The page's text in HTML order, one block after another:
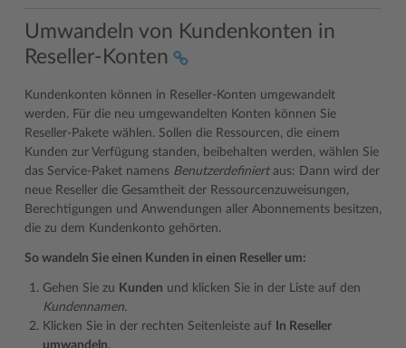
Umwandeln von Kundenkonten in
Reseller-Konten
Kundenkonten können in Reseller-Konten umgewandelt
werden. Für die neu umgewandelten Konten können Sie
Reseller-Pakete wählen. Sollen die Ressourcen, die einem
Kunden zur Verfügung standen, beibehalten werden, wählen Sie
das Service-Paket namens Benutzerdefiniertaus: Dann wird der
neue Reseller die Gesamtheit der Ressourcenzuweisungen,
Berechtigungen und Anwendungen aller Abonnements besitzen,
die zu dem Kundenkonto gehörten.
So wandeln Sie einen Kunden in einen Reseller um:
Gehen Sie zu Kunden und klicken Sie in der Liste auf den
Kundennamen.
Klicken Sie in der rechten Seitenleiste auf
In Reseller
umwandeln.